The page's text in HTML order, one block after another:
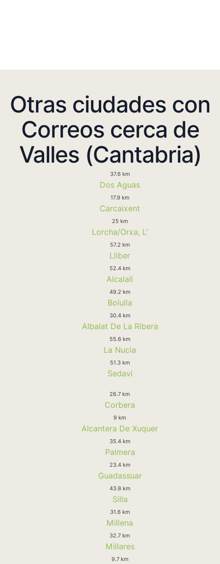
Otras ciudades con
Correos cerca de
Valles (Cantabria)
37.6 km
Dos Aguas
17.9 km
Carcaixent
25 km
Lorcha/Orxa, L'
57.2 km
Lliber
52.4 km
Alcalali
49.2 km
Bolulla
30.4 km
Albalat De La Ribera
55.6 km
La Nucia
51.3 km
Sedavi
26.7 km
Corbera
9 km
Alcantera De Xuquer
35.4 km
Palmera
23.4 km
Guadassuar
43.8 km
Silla
31.6 km
Millena
32.7 km
Millares
9.7 km